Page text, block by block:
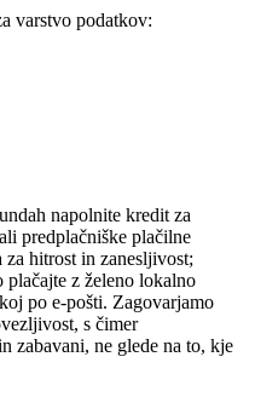
varstvo podatkov:
napolnite kredit za
predplačniške plačilne
za hitrost in zanesljivost;
plačajte z želeno lokalno
po e-pošti. Zagovarjamo
s čimer
zabavani, ne glede na to, kje